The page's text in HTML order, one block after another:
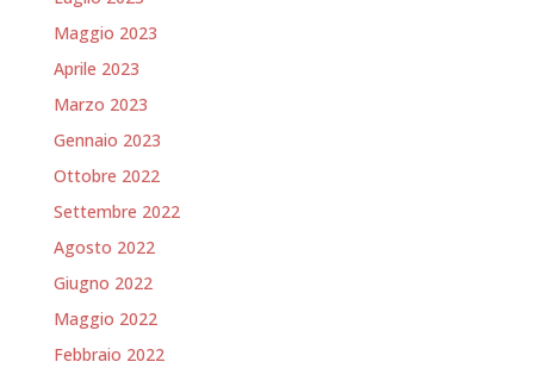
Maggio 2023
Aprile 2023
Marzo 2023
Gennaio 2023
Ottobre 2022
Settembre 2022
Agosto 2022
Giugno 2022
Maggio 2022
Febbraio 2022